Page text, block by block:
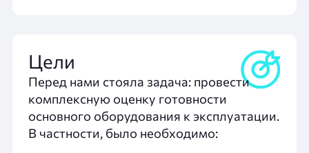
Цели
Перед нами стояла задача: провести
комплексную оценку готовности
основного оборудования к эксплуатации.
В частности, было необходимо: